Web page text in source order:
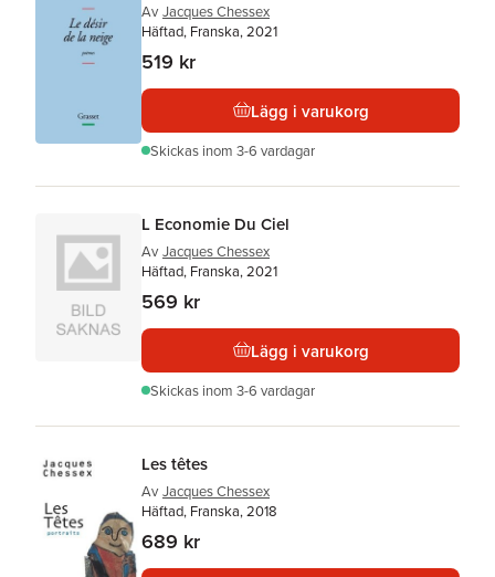
Av Jacques Chessex
Häftad, Franska, 2021
519 kr
Lägg i varukorg
Skickas inom 3-6 vardagar
L Economie Du Ciel
Av Jacques Chessex
Häftad, Franska, 2021
569 kr
Lägg i varukorg
Skickas inom 3-6 vardagar
Les têtes
Av Jacques Chessex
Häftad, Franska, 2018
689 kr